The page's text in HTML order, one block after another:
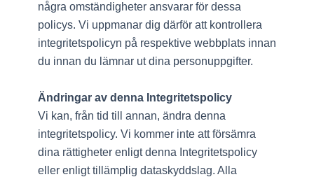
några omständigheter ansvarar för dessa
policys. Vi uppmanar dig därför att kontrollera
integritetspolicyn på respektive webbplats innan
du innan du lämnar ut dina personuppgifter.
Ändringar av denna Integritetspolicy
Vi kan, från tid till annan, ändra denna
integritetspolicy. Vi kommer inte att försämra
dina rättigheter enligt denna Integritetspolicy
eller enligt tillämplig dataskyddslag. Alla